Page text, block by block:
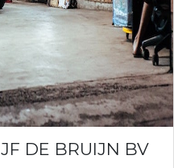
DE BRUIJN BV